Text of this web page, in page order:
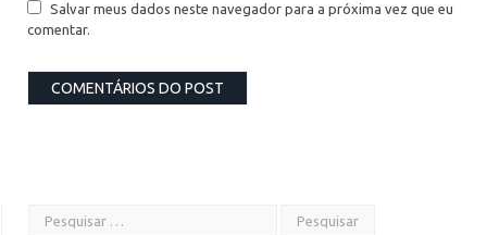
Salvar meus dados neste navegador para a próxima vez que eu
comentar.